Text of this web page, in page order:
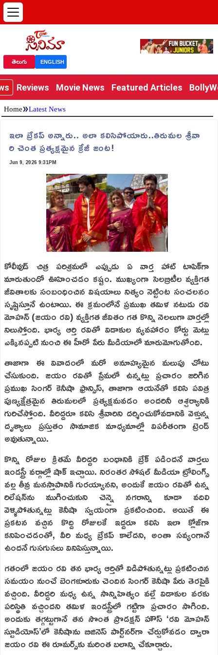
తెలుగు ENGLISH
Reviews Movie News Featured Articles
Home»Latest News
ఇలా బ్రేకప్ అన్నారు.. అలా కలిసిపోయారు..తిరుమల శ్రీవా
రి చెంత ప్రత్యక్షమైన క్రేజీ జంట!
Jun 9, 2026 9:31PM
కోలీవుడ్ చిత్ర పరిశ్రమలో ఎప్పుడు ఏ వార్త హాట్ టాపిక్‌గా
మారుతుందో ఊహించడం కష్టం. ముఖ్యంగా సెలబ్రిటీల వ్యక్తిగత
జీవితాలకు సంబంధించిన విషయాలు నిత్యం నెట్టింట సంచలనం
సృష్టిస్తూనే ఉంటాయి. ఈ క్రమంలోనే ప్రముఖ తమిళ నటుడు రవి
మోహన్ (జయం రవి) వ్యక్తిగత జీవితం గత కొన్ని నెలలుగా వార్తల్లో
నిలుస్తోంది. భార్య ఆర్తి రవితో విడాకుల వ్యవహారం కోర్టు మెట్లు
ఎక్కినప్పటి నుంచి ఈ హీరో పేరు మీడియాలో మారుమోగుతోంది.
తాజాగా ఈ వివాదంలో మరో అనూహ్యమైన మలుపు చోటు
చేసుకుంది. జయం రవితో ప్రేమలో ఉన్నట్లు ప్రచారం జరిగిన
ప్రముఖ సింగర్ కెనీషా ఫ్రాన్సిస్, తాజాగా ఆయనేతో కలిసి పవిత్ర
పుణ్యక్షేత్రమైన తిరుమలలో ప్రత్యక్షమవడం అందరినీ ఆశ్చర్యానికి
గురిచేస్తోంది. వీరిద్దరూ కలిసి శ్రీవారిని దర్శించుకోవడానికి వెళ్తున్న
దృశ్యాలు ప్రస్తుతం సామాజిక మాధ్యమాల్లో విపరీతంగా ట్రెండ్
అవుతున్నాయి.
కొన్ని రోజుల క్రితమే వీరిద్దరి బంధానికి బ్రేక్ పడిందనే వార్తలు
ఇండస్ట్రీ వర్గాల్లో షాక్ ఇచ్చాయి. నిరంతర సోషల్ మీడియా ట్రోలింగ్స్
వల్ల తీవ్ర మనస్తాపానికి గురయ్యానని, అందుకే జయం రవితో ఉన్న
రిలేషన్‌ను ముగించుకుని చెన్నై నగరాన్ని కూడా వదిలి
వెళ్ళిపోతున్నట్లు కెనీషా స్వయంగా ప్రకటించింది. అయితే ఈ
ప్రకటన వచ్చిన కొద్ది రోజులకే ఇద్దరూ కలిసి ఇలా క్లోజ్‌గా
కనిపించడంతో, వీరి మధ్య బ్రేకప్ కాలేదని, అంతా సవ్యంగానే
ఉందనే గుసగుసలు వినిపిస్తున్నాయి.
గతంలో జయం రవి తన భార్య ఆర్తితో విడిపోతున్నట్లు ప్రకటించిన
సమయం నుంచే బెంగళూరుకు చెందిన సింగర్ కెనీషా పేరు తెరపైకి
వచ్చింది. వీరిద్దరి మధ్య ఉన్న సాన్నిహిత్యం వల్లే విడాకుల వరకు
పరిస్థితి వచ్చిందని తమిళ ఇండస్ట్రీలో గట్టిగా ప్రచారం సాగింది.
అందుకు తగ్గట్టుగానే తన సొంత ప్రొడక్షన్ హౌస్ ‘రవి మోహన్
స్టూడియోస్’లో కెనీషాను బిజినెస్ పార్ట్‌నర్‌గా చేర్చుకోవడం ద్వారా
జయం రవి ఈ రూమర్స్‌కు మరింత బలాన్ని చేకూర్చారు.